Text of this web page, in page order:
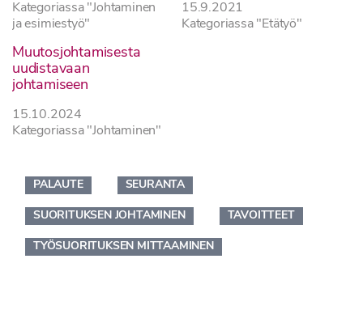
Kategoriassa "Johtaminen
ja esimiestyö"
15.9.2021
Kategoriassa "Etätyö"
Muutosjohtamisesta
uudistavaan
johtamiseen
15.10.2024
Kategoriassa "Johtaminen"
PALAUTE SEURANTA
SUORITUKSEN JOHTAMINEN TAVOITTEET
TYÖSUORITUKSEN MITTAAMINEN